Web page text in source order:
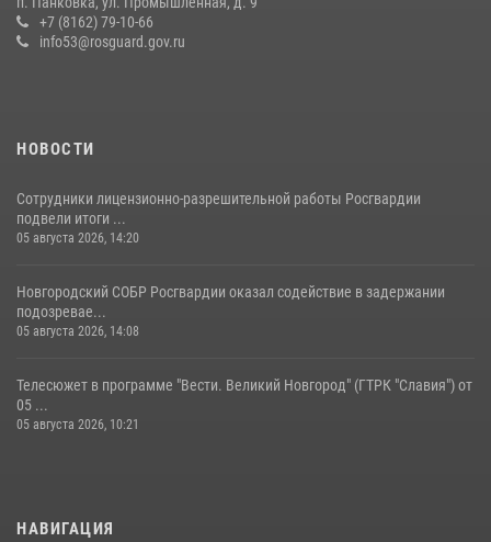
Новгородские росгвардейцы рассказали о службе детям из летнего
лагеря «Волынь»
+7 (8162) 79-10-66
info53@rosguard.gov.ru
НОВОСТИ
Сотрудники лицензионно-разрешительной работы Росгвардии
подвели итоги ...
05 августа 2026, 14:20
Новгородский СОБР Росгвардии оказал содействие в задержании
подозревае...
05 августа 2026, 14:08
Телесюжет в программе "Вести. Великий Новгород" (ГТРК "Славия") от
05 ...
05 августа 2026, 10:21
НАВИГАЦИЯ